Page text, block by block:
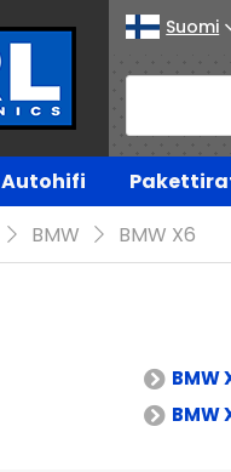
Suomi
Autohifi
BMW BMW X6
BMW
BMW